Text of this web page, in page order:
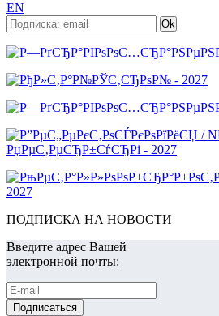
EN
ПОДПИСКА НА НОВОСТИ
Введите адрес Вашей
электронной почты: